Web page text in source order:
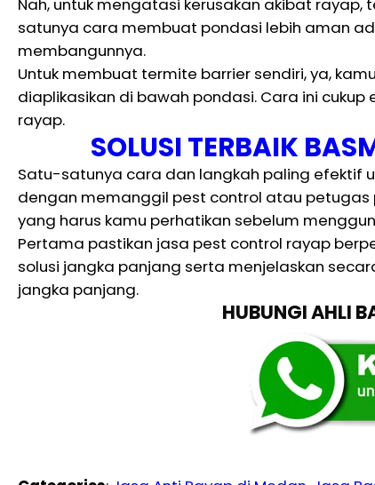
Nah, untuk mengatasi kerusakan akibat
satunya cara membuat pondasi lebih aman
membangunnya.
Untuk membuat termite barrier sendiri, ya,
diaplikasikan di bawah pondasi. Cara ini
rayap.
SOLUSI TERBAIK
Satu-satunya cara dan langkah paling efektif
dengan memanggil pest control atau petugas
yang harus kamu perhatikan sebelum
Pertama pastikan jasa pest control rayap
solusi jangka panjang serta menjelaskan
jangka panjang.
HUBUNGI AHLI